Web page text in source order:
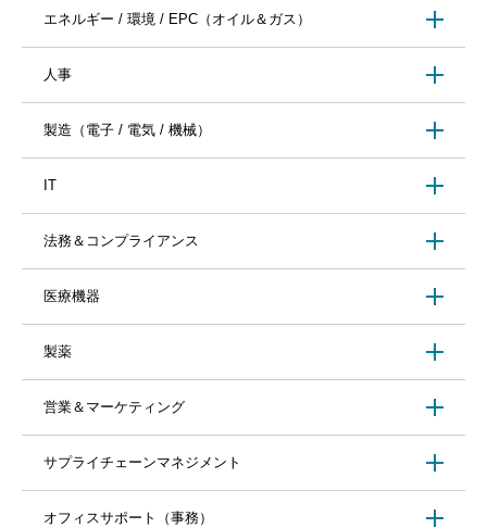
エネルギー / 環境 / EPC（オイル＆ガス）
人事
製造（電子 / 電気 / 機械）
IT
法務＆コンプライアンス
医療機器
製薬
営業＆マーケティング
サプライチェーンマネジメント
オフィスサポート（事務）